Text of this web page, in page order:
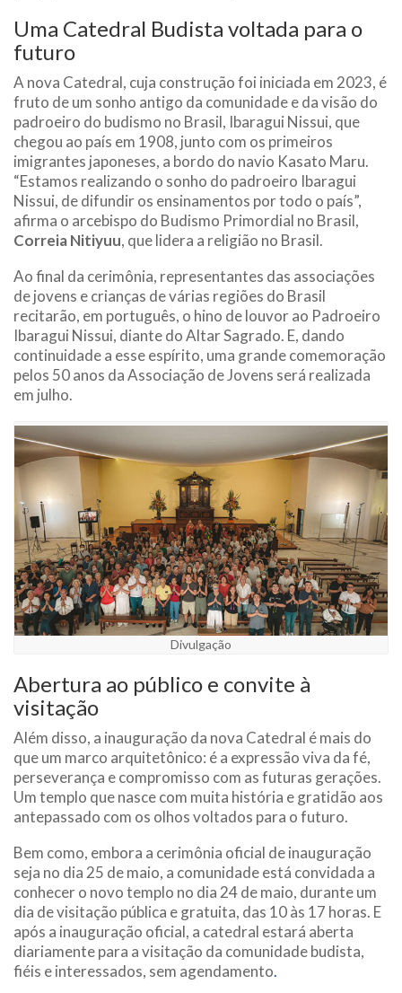
Uma Catedral Budista voltada para o
futuro
A nova Catedral, cuja construção foi iniciada em 2023, é
fruto de um sonho antigo da comunidade e da visão do
padroeiro do budismo no Brasil, Ibaragui Nissui, que
chegou ao país em 1908, junto com os primeiros
imigrantes japoneses, a bordo do navio Kasato Maru.
“Estamos realizando o sonho do padroeiro Ibaragui
Nissui, de difundir os ensinamentos por todo o país”,
afirma o arcebispo do Budismo Primordial no Brasil,
Correia Nitiyuu, que lidera a religião no Brasil.
Ao final da cerimônia, representantes das associações
de jovens e crianças de várias regiões do Brasil
recitarão, em português, o hino de louvor ao Padroeiro
Ibaragui Nissui, diante do Altar Sagrado. E, dando
continuidade a esse espírito, uma grande comemoração
pelos 50 anos da Associação de Jovens será realizada
em julho.
Divulgação
Abertura ao público e convite à
visitação
Além disso, a inauguração da nova Catedral é mais do
que um marco arquitetônico: é a expressão viva da fé,
perseverança e compromisso com as futuras gerações.
Um templo que nasce com muita história e gratidão aos
antepassado com os olhos voltados para o futuro.
Bem como, embora a cerimônia oficial de inauguração
seja no dia 25 de maio, a comunidade está convidada a
conhecer o novo templo no dia 24 de maio, durante um
dia de visitação pública e gratuita, das 10 às 17 horas. E
após a inauguração oficial, a catedral estará aberta
diariamente para a visitação da comunidade budista,
fiéis e interessados, sem agendamento.